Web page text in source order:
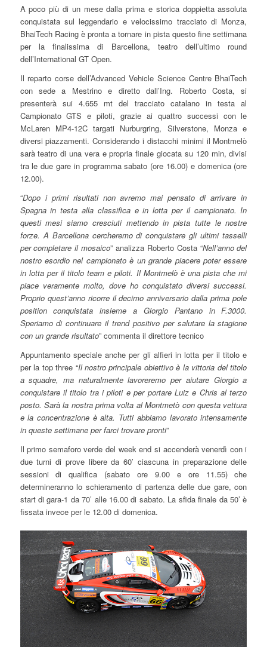
A poco più di un mese dalla prima e storica doppietta assoluta
conquistata sul leggendario e velocissimo tracciato di Monza,
BhaiTech Racing è pronta a tornare in pista questo fine settimana
per la finalissima di Barcellona, teatro dell’ultimo round
dell’International GT Open.
Il reparto corse dell’Advanced Vehicle Science Centre BhaiTech
con sede a Mestrino e diretto dall’Ing. Roberto Costa, si
presenterà sui 4.655 mt del tracciato catalano in testa al
Campionato GTS e piloti, grazie ai quattro successi con le
McLaren MP4-12C targati Nurburgring, Silverstone, Monza e
diversi piazzamenti. Considerando i distacchi minimi il Montmelò
sarà teatro di una vera e propria finale giocata su 120 min, divisi
tra le due gare in programma sabato (ore 16.00) e domenica (ore
12.00).
“Dopo i primi risultati non avremo mai pensato di arrivare in
Spagna in testa alla classifica e in lotta per il campionato. In
questi mesi siamo cresciuti mettendo in pista tutte le nostre
forze. A Barcellona cercheremo di conquistare gli ultimi tasselli
per completare il mosaico” analizza Roberto Costa “Nell’anno del
nostro esordio nel campionato è un grande piacere poter essere
in lotta per il titolo team e piloti. Il Montmelò è una pista che mi
piace veramente molto, dove ho conquistato diversi successi.
Proprio quest’anno ricorre il decimo anniversario dalla prima pole
position conquistata insieme a Giorgio Pantano in F.3000.
Speriamo di continuare il trend positivo per salutare la stagione
con un grande risultato” commenta il direttore tecnico
Appuntamento speciale anche per gli alfieri in lotta per il titolo e
per la top three “Il nostro principale obiettivo è la vittoria del titolo
a squadre, ma naturalmente lavoreremo per aiutare Giorgio a
conquistare il titolo tra i piloti e per portare Luiz e Chris al terzo
posto. Sarà la nostra prima volta al Montmetò con questa vettura
e la concentrazione è alta. Tutti abbiamo lavorato intensamente
in queste settimane per farci trovare pronti”
Il primo semaforo verde del week end si accenderà venerdì con i
due turni di prove libere da 60’ ciascuna in preparazione delle
sessioni di qualifica (sabato ore 9.00 e ore 11.55) che
determineranno lo schieramento di partenza delle due gare, con
start di gara-1 da 70’ alle 16.00 di sabato. La sfida finale da 50’ è
fissata invece per le 12.00 di domenica.